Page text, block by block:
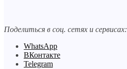
Поделиться в соц. сетях и сервисах:
WhatsApp
ВКонтакте
Telegram